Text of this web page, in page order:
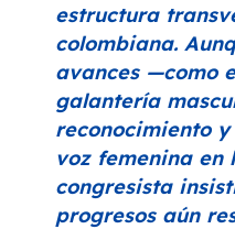
estructura
colombiana.
avances —como
galantería
reconocimiento
voz femenina
congresista
progresos aún